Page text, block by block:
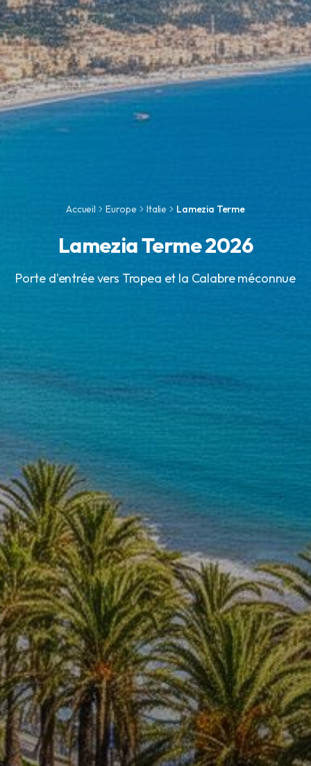
Accueil Europe Italie Lamezia Terme
Lamezia Terme 2026
Porte d'entrée vers Tropea et la Calabre méconnue